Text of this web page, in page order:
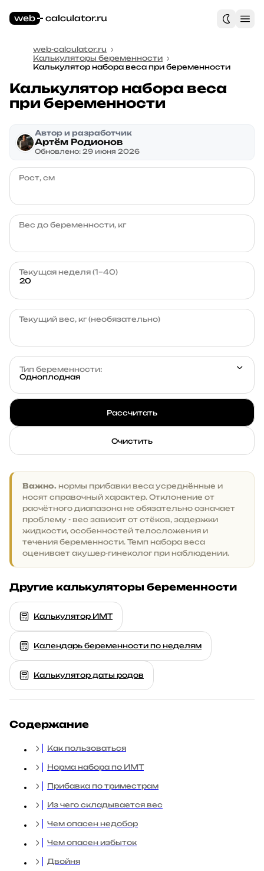
web-calculator.ru
Калькуляторы беременности
Калькулятор набора веса при беременности
Калькулятор набора веса
при беременности
Автор и разработчик
Артём Родионов
Обновлено: 29 июня 2026
Рост, см
Вес до беременности, кг
Текущая неделя (1–40)
Текущий вес, кг (необязательно)
Тип беременности:
Одноплодная
Рассчитать
Очистить
Важно. нормы прибавки веса усреднённые и
носят справочный характер. Отклонение от
расчётного диапазона не обязательно означает
проблему - вес зависит от отёков, задержки
жидкости, особенностей телосложения и
течения беременности. Темп набора веса
оценивает акушер-гинеколог при наблюдении.
Другие калькуляторы беременности
Калькулятор ИМТ
Календарь беременности по неделям
Калькулятор даты родов
Содержание
Как пользоваться
Норма набора по ИМТ
Прибавка по триместрам
Из чего складывается вес
Чем опасен недобор
Чем опасен избыток
Двойня